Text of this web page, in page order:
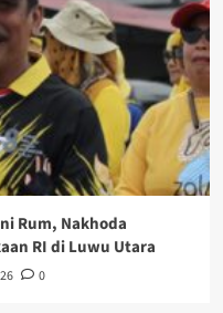
Rum, Nakhoda
RI di Luwu Utara
0